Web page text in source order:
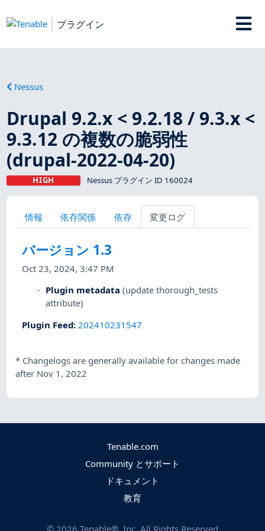
プラグイン
Nessus
Drupal 9.2.x < 9.2.18 / 9.3.x <
9.3.12 の複数の脆弱性
(drupal-2022-04-20)
HIGH Nessus プラグイン ID 160024
情報 依存関係 依存 変更ログ
バージョン 1.3
Oct 23, 2024, 3:47 PM
Plugin metadata (update thorough_tests
attribute)
Plugin Feed: 202410231547
* Changelogs are generally available for changes made
after Nov 1, 2022
Tenable.com
Community とサポート
ドキュメント
教育